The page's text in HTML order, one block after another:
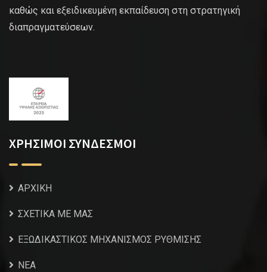
καθώς και εξειδικευμένη εκπαίδευση στη στρατηγική
διαπραγματεύσεων.
ΧΡΗΣΙΜΟΙ ΣΥΝΔΕΣΜΟΙ
ΑΡΧΙΚΗ
ΣΧΕΤΙΚΑ ΜΕ ΜΑΣ
ΕΞΩΔΙΚΑΣΤΙΚΟΣ ΜΗΧΑΝΙΣΜΟΣ ΡΥΘΜΙΣΗΣ
NEA